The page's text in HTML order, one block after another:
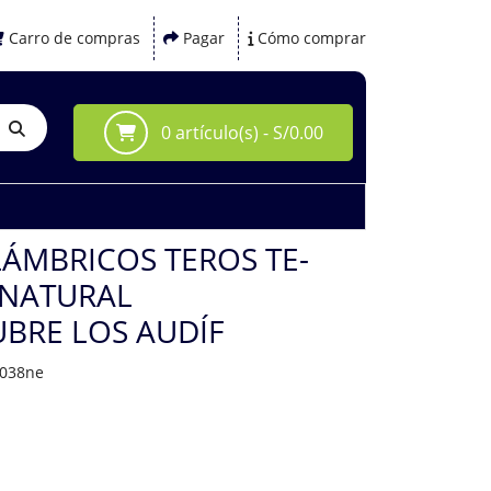
Carro de compras Pagar Cómo comprar
0 artículo(s) - S/0.00
TEROS TE-
LOS AUDÍF